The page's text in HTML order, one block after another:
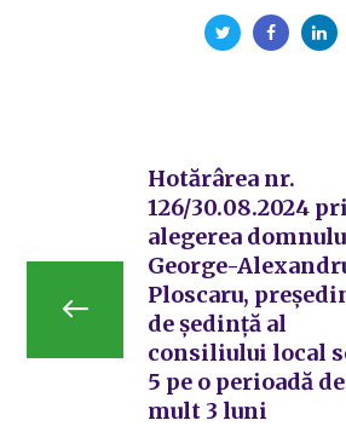
Hotărârea nr.
126/30.08.2024
alegerea
George-
Ploscaru,
de şedinţă al
consiliului local
5 pe o perioadă
mult 3 luni